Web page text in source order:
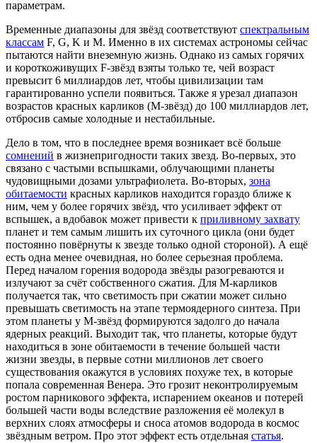
параметрам.
Временные диапазоны для звёзд соответствуют спектральным
классам F, G, K и M. Именно в их системах астрономы сейчас
пытаются найти внеземную жизнь. Однако из самых горячих
и короткоживущих F-звёзд взяты только те, чей возраст
превысит 6 миллиардов лет, чтобы цивилизации там
гарантированно успели появиться. Также я урезал диапазон
возрастов красных карликов (M-звёзд) до 100 миллиардов лет,
отбросив самые холодные и нестабильные.
Дело в том, что в последнее время возникает всё больше
сомнений в жизнепригодности таких звезд. Во-первых, это
связано с частыми вспышками, облучающими планеты
чудовищными дозами ультрафиолета. Во-вторых, зона
обитаемости красных карликов находится гораздо ближе к
ним, чем у более горячих звёзд, что усиливает эффект от
вспышек, а вдобавок может привести к приливному захвату
планет и тем самым лишить их суточного цикла (они будет
постоянно повёрнуты к звезде только одной стороной). А ещё
есть одна менее очевидная, но более серьезная проблема.
Перед началом горения водорода звёзды разогреваются и
излучают за счёт собственного сжатия. Для M-карликов
получается так, что светимость при сжатии может сильно
превышать светимость на этапе термоядерного синтеза. При
этом планеты у M-звёзд формируются задолго до начала
ядерных реакций. Выходит так, что планеты, которые будут
находиться в зоне обитаемости в течение большей части
жизни звезды, в первые сотни миллионов лет своего
существования окажутся в условиях похуже тех, в которые
попала современная Венера. Это грозит неконтролируемым
ростом парникового эффекта, испарением океанов и потерей
большей части воды вследствие разложения её молекул в
верхних слоях атмосферы и сноса атомов водорода в космос
звёздным ветром. Про этот эффект есть отдельная статья.